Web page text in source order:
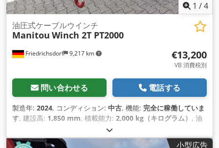
1 /4
Friedrichsdorf 9,217 km
油圧式ケーブルウインチ
Manitou Winch 2T PT2000
€13,200
VB 消費税別
問い合わせる 電話する
製造年: 2024, コンディション: 中古, 機能: 完全に稼働していま
す, 建設高: 1,850 mm, 積載能力: 2,000 kg（キログラム） , 油
圧ケーブルウインチ 技術的状態: 新品 Cjdpjv N Rzxjfx Abhjha
小型広告